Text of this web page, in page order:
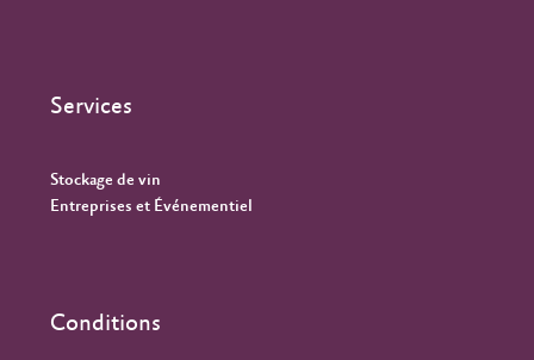
Services
Stockage de vin
Entreprises et Événementiel
Conditions